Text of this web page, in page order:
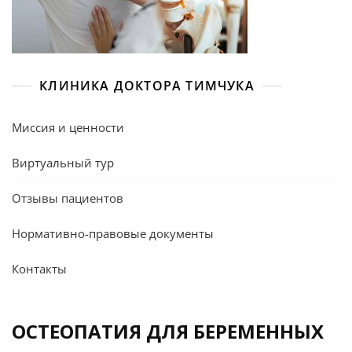
КЛИНИКА ДОКТОРА ТИМЧУКА
Миссия и ценности
Виртуальный тур
Отзывы пациентов
Нормативно-правовые документы
Контакты
ОСТЕОПАТИЯ ДЛЯ БЕРЕМЕННЫХ